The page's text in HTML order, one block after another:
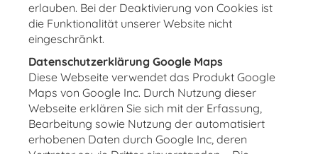
erlauben. Bei der Deaktivierung von Cookies ist
die Funktionalität unserer Website nicht
eingeschränkt.
Datenschutzerklärung Google Maps
Diese Webseite verwendet das Produkt Google
Maps von Google Inc. Durch Nutzung dieser
Webseite erklären Sie sich mit der Erfassung,
Bearbeitung sowie Nutzung der automatisiert
erhobenen Daten durch Google Inc, deren